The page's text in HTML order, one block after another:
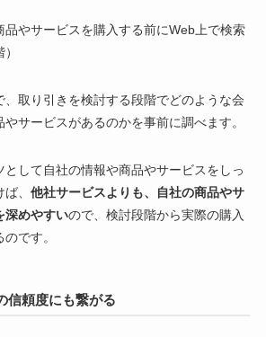
品やサービスを購入する前にWeb上で検索
、取り引きを検討する段階でどのような会
サービスがあるのかを事前に調べます。
として自社の情報や商品やサービスをしっ
、 他社サービスよりも、自社の商品やサ
深めやすいので、検討段階から実際の購入
です。
信頼度にも繋がる